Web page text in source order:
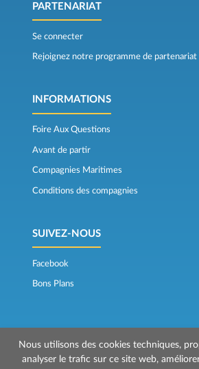
PARTENARIAT
Se connecter
Rejoignez notre programme de partenariat
INFORMATIONS
Foire Aux Questions
Avant de partir
Compagnies Maritimes
Conditions des compagnies
SUIVEZ-NOUS
Facebook
Bons Plans
Nous utilisons des cookies techniques,
analyser le trafic sur ce site web,